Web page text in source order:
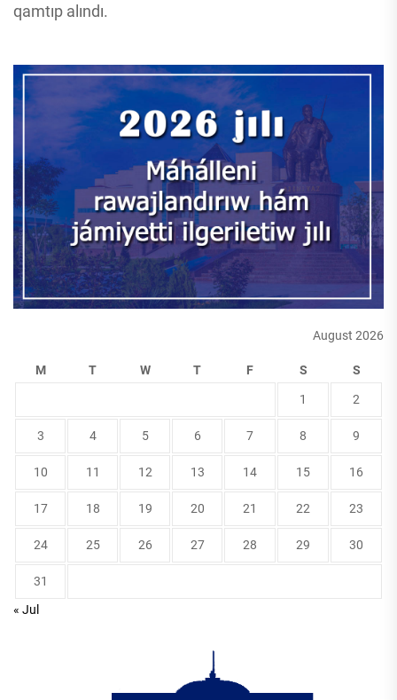
qamtıp alındı.
August 2026
M T W T F S S
1 2
3 4 5 6 7 8 9
10 11 12 13 14 15 16
17 18 19 20 21 22 23
24 25 26 27 28 29 30
31
« Jul